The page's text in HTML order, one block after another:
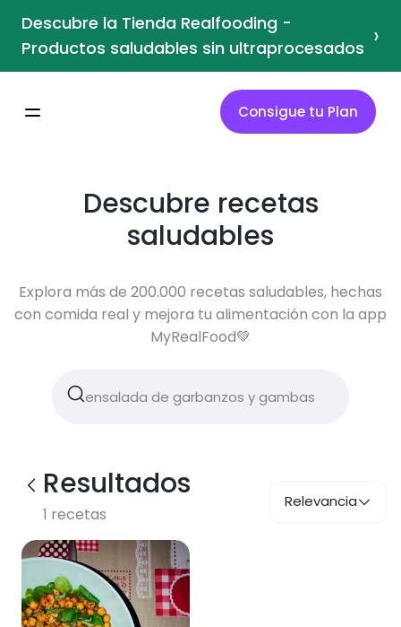
Descubre la Tienda Realfooding -
Productos saludables sin ultraprocesados ›
Consigue tu Plan
Descubre recetas
saludables
Explora más de 200.000 recetas saludables, hechas
con comida real y mejora tu alimentación con la app
MyRealFood💚
Resultados
1 recetas
Relevancia